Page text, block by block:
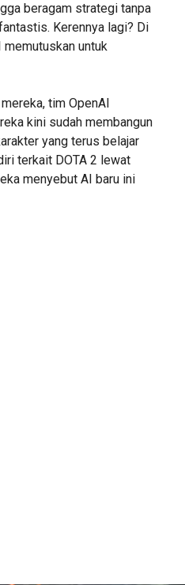
beragam strategi tanpa
Kerennya lagi? Di
untuk
tim OpenAI
kini sudah membangun
yang terus belajar
terkait DOTA 2 lewat
menyebut AI baru ini